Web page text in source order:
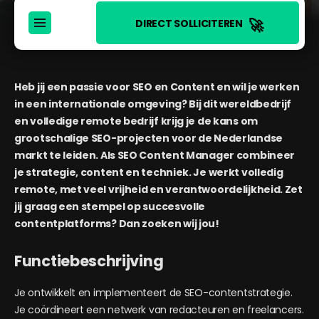
DIRECT SOLLICITEREN 🚀
Heb jij een passie voor SEO en Content en wil je werken
in een internationale omgeving? Bij dit wereldbedrijf
en volledige remote bedrijf krijg je de kans om
grootschalige SEO-projecten voor de Nederlandse
markt te leiden. Als SEO Content Manager combineer
je strategie, content en techniek. Je werkt volledig
remote, met veel vrijheid en verantwoordelijkheid. Zet
jij graag een stempel op succesvolle
contentplatforms? Dan zoeken wij jou!
Functiebeschrijving
Je ontwikkelt en implementeert de SEO-contentstrategie.
Je coördineert een netwerk van redacteuren en freelancers.